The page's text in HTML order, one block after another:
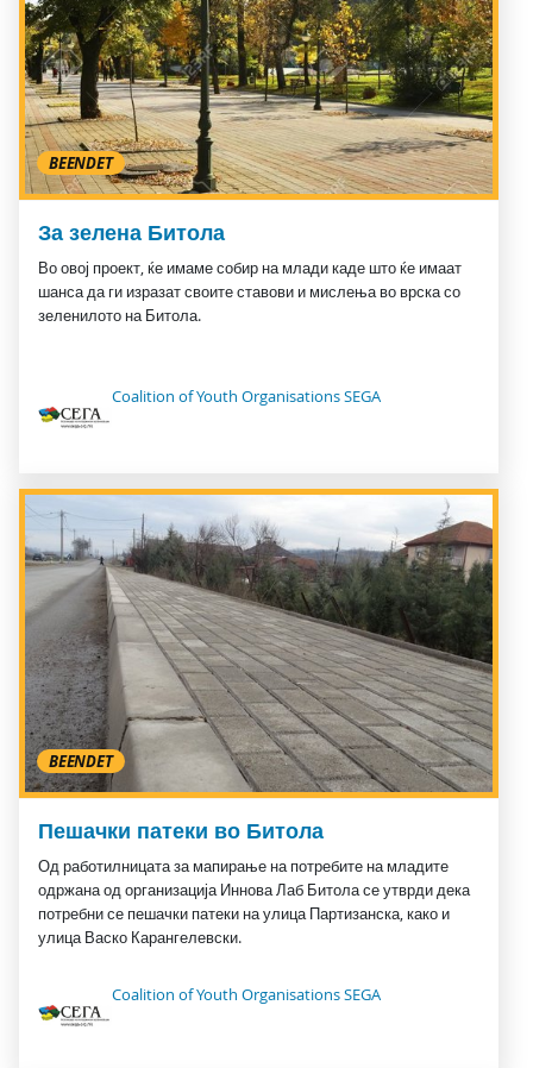
BEENDET
За зелена Битола
Во овој проект, ќе имаме собир на млади каде што ќе имаат
шанса да ги изразат своите ставови и мислења во врска со
зеленилото на Битола.
Coalition of Youth Organisations SEGA
BEENDET
Пешачки патеки во Битола
Од работилницата за мапирање на потребите на младите
одржана од организација Иннова Лаб Битола се утврди дека
потребни се пешачки патеки на улица Партизанска, како и
улица Васко Карангелевски.
Coalition of Youth Organisations SEGA